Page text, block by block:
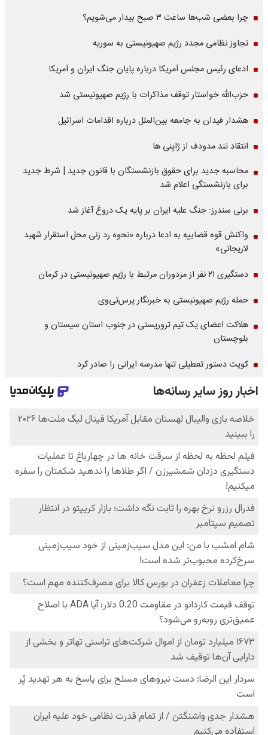
چرا بعضی شب‌ها ساعت ۳ صبح بیدار می‌شویم؟
تجاوز نظامی مجدد رژیم صهیونیستی به سوریه
ادعای رئیس مجلس آمریکا درباره پایان جنگ ایران و آمریکا
حزب‌الله خواستار توقف مذاکرات با رژیم صهیونیستی شد
هشدار فیدان به جامعه بین‌الملل درباره اقدامات اسرائیل
انتقاد تند مدودف از ژاپنی ها
محاسبه جدید برای حقوق بازنشستگان با قانون جدید | شرط جدید
برای بازنشستگی اعلام شد
برنی سندرز: جنگ علیه ایران بر پایه یک دروغ آغاز شد
واکنش قوه قضاییه به ادعا درباره «نحوه رد زنی محل استقرار شهید
لاریجانی»
دستگیری ۲۱ نفر از مزدوران مرتبط با رژیم صهیونیستی در کرمان
حمله رژیم صهیونیستی به خبرنگار پرس‌تی‌وی
هلاکت اعضای یک تیم تروریستی در جنوب استان سیستان و
بلوچستان
کویت دستور تعطیلی تنها مدرسه ایرانی را صادر کرد